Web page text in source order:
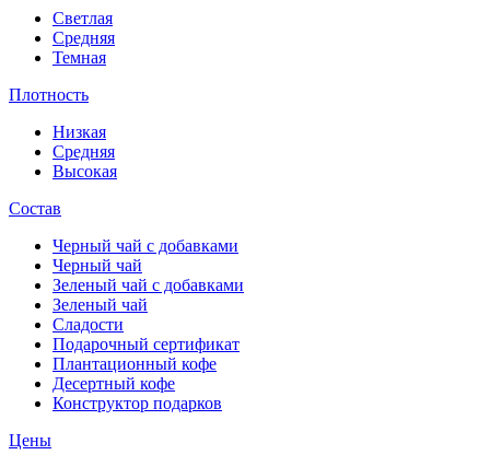
Светлая
Средняя
Темная
Плотность
Низкая
Средняя
Высокая
Состав
Черный чай с добавками
Черный чай
Зеленый чай с добавками
Зеленый чай
Сладости
Подарочный сертификат
Плантационный кофе
Десертный кофе
Конструктор подарков
Цены